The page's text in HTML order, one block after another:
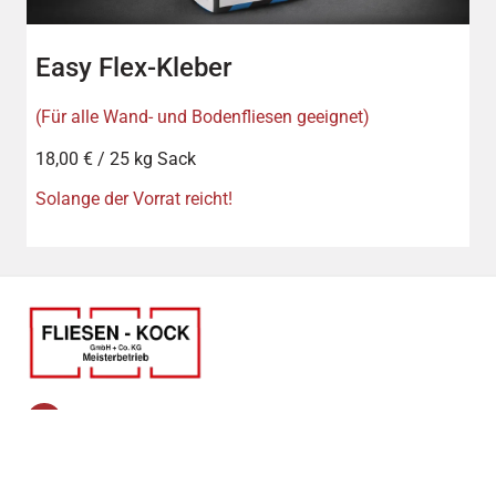
Easy Flex-Kleber
(Für alle Wand- und Bodenfliesen geeignet)
18,00 € / 25 kg Sack
Solange der Vorrat reicht!